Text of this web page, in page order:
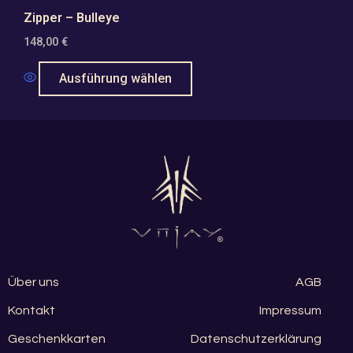
Zipper – Bulleye
148,00 €
Ausführung wählen
Über uns
Kontakt
Geschenkkarten
AGB
Impressum
Datenschutzerklärung